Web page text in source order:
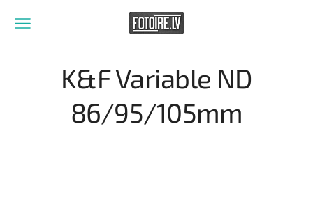
K&F Variable ND
86/95/105mm